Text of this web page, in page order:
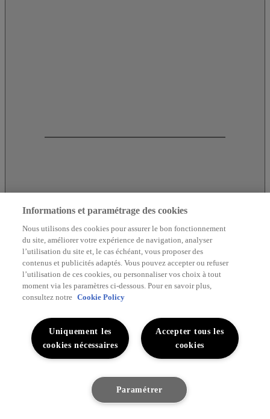
Découvrez Lexus
Informations et paramétrage des cookies
Nous utilisons des cookies pour assurer le bon fonctionnement
du site, améliorer votre expérience de navigation, analyser
l’utilisation du site et, le cas échéant, vous proposer des
contenus et publicités adaptés. Vous pouvez accepter ou refuser
l’utilisation de ces cookies, ou personnaliser vos choix à tout
moment via les paramètres ci-dessous. Pour en savoir plus,
consultez notre Cookie Policy
Accepter tous les
cookies
Uniquement les
cookies nécessaires
Paramétrer